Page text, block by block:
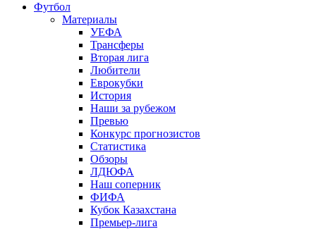
Футбол
Материалы
УЕФА
Трансферы
Вторая лига
Любители
Еврокубки
История
Наши за рубежом
Превью
Конкурс прогнозистов
Статистика
Обзоры
ЛДЮФА
Наш соперник
ФИФА
Кубок Казахстана
Премьер-лига